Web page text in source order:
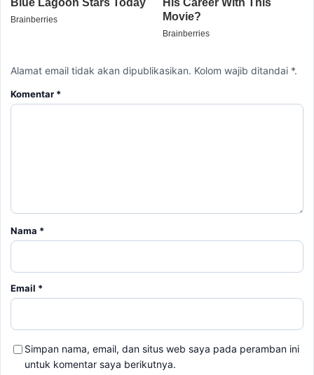
Alamat email tidak akan dipublikasikan. Kolom wajib ditandai *.
Komentar *
Nama *
Email *
Simpan nama, email, dan situs web saya pada peramban ini
untuk komentar saya berikutnya.